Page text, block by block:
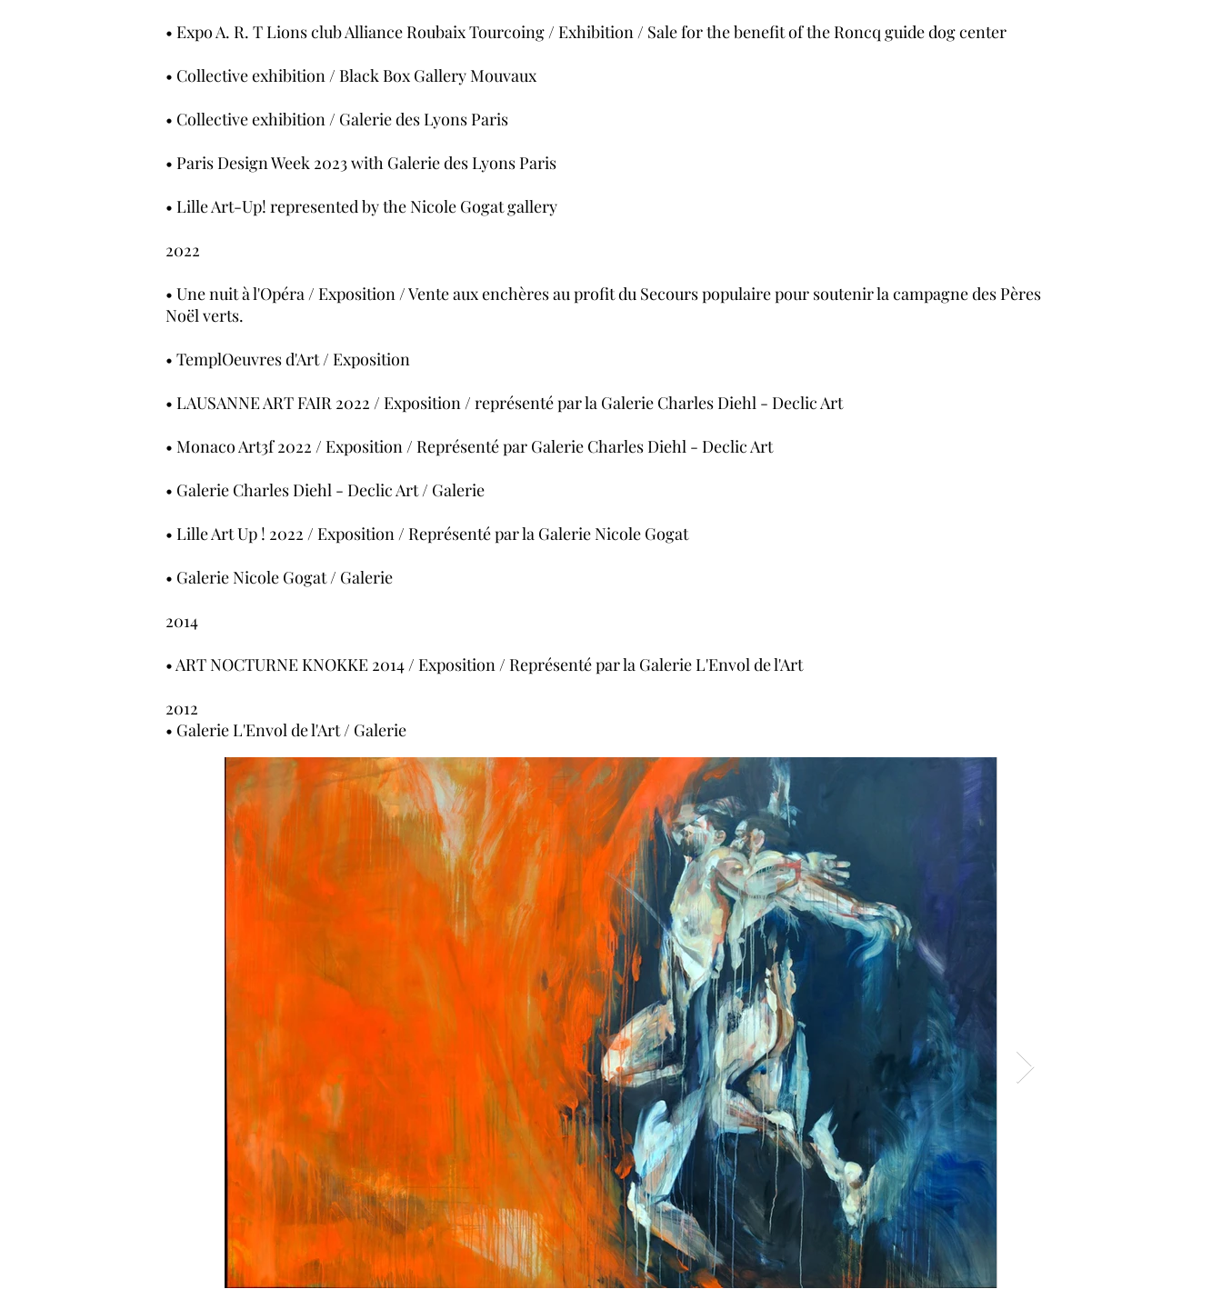
• Expo A. R. T Lions club Alliance Roubaix Tourcoing / Exhibition / Sale for the benefit of the Roncq guide dog center
• Collective exhibition / Black Box Gallery Mouvaux
• Collective exhibition / Galerie des Lyons Paris
• Paris Design Week 2023 with Galerie des Lyons Paris
• Lille Art-Up! represented by the Nicole Gogat gallery
2022
• Une nuit à l'Opéra / Exposition / Vente aux enchères au profit du Secours populaire pour soutenir la campagne des Pères
Noël verts.
• TemplOeuvres d'Art / Exposition
• LAUSANNE ART FAIR 2022 / Exposition / représenté par la Galerie Charles Diehl - Declic Art
• Monaco Art3f 2022 / Exposition / Représenté par Galerie Charles Diehl - Declic Art
• Galerie Charles Diehl - Declic Art / Galerie
• Lille Art Up ! 2022 / Exposition / Représenté par la Galerie Nicole Gogat
• Galerie Nicole Gogat / Galerie
2014
• ART NOCTURNE KNOKKE 2014 / Exposition / Représenté par la Galerie L'Envol de l'Art
2012
• Galerie L'Envol de l'Art / Galerie